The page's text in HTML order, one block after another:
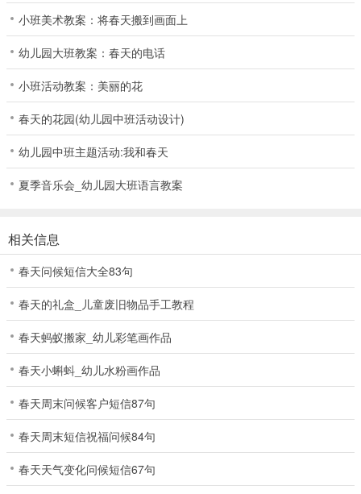
小班美术教案：将春天搬到画面上
幼儿园大班教案：春天的电话
小班活动教案：美丽的花
春天的花园(幼儿园中班活动设计)
幼儿园中班主题活动:我和春天
夏季音乐会_幼儿园大班语言教案
相关信息
春天问候短信大全83句
春天的礼盒_儿童废旧物品手工教程
春天蚂蚁搬家_幼儿彩笔画作品
春天小蝌蚪_幼儿水粉画作品
春天周末问候客户短信87句
春天周末短信祝福问候84句
春天天气变化问候短信67句